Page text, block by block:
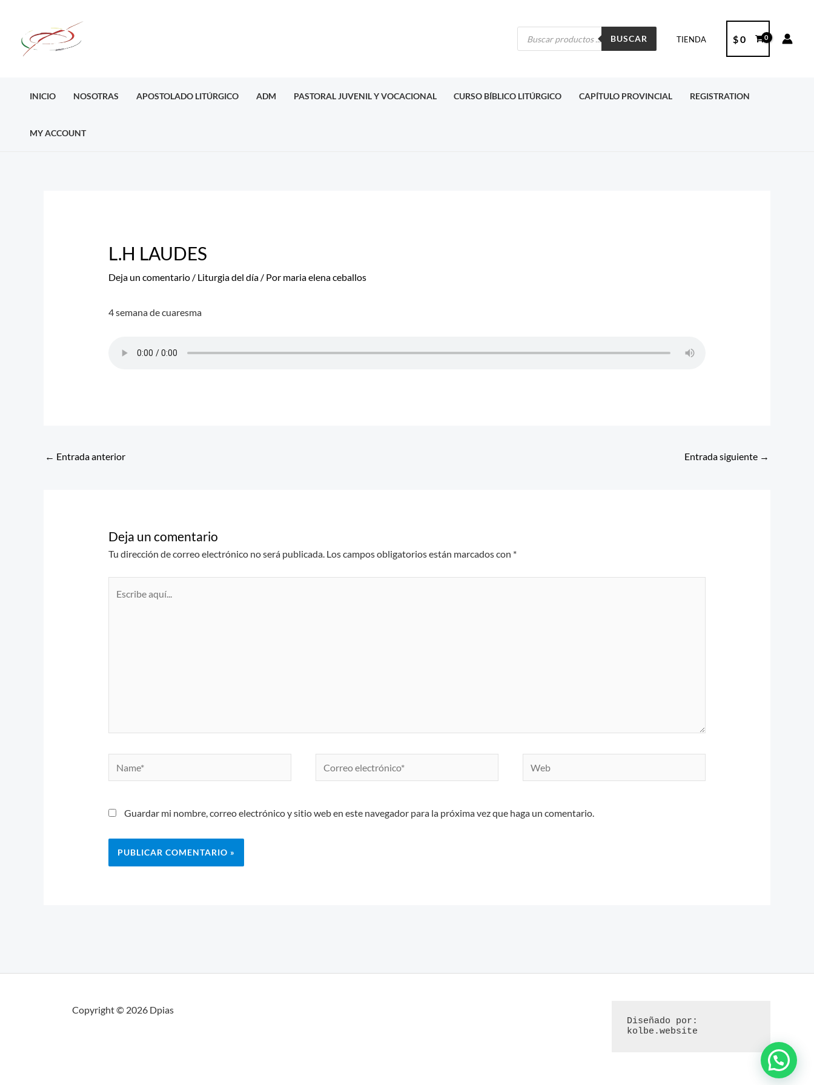
contenido
Búsqueda
productos
BUSCAR TIENDA $0
INICIO NOSOTRAS APOSTOLADO LITÚRGICO ADM PASTORAL JUVENIL Y VOCACIONAL CURSO BÍBLICO LITÚRGICO CAPÍTULO PROVINCIAL REGISTRATION
MY ACCOUNT
L.H LAUDES
Deja un comentario / Liturgia del día/ Por maria elena ceballos
4 semana de cuaresma
← Entrada anterior Entrada siguiente →
Deja un comentario
Tu dirección de correo electrónico no será publicada. Los campos obligatorios están marcados con *
electrónico*
Guardar mi nombre, correo electrónico y sitio web en este navegador para la próxima vez que haga un comentario.
Copyright © 2026 Dpias
Diseñado por:
kolbe.website